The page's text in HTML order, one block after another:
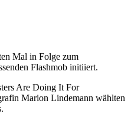
Mal in Folge zum
Flashmob initiiert.
Are Doing It For
Marion Lindemann wählten